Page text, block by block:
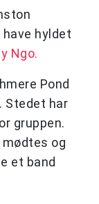
hyldet
Ngo.
Pond
Stedet har
gruppen.
mødtes og
et band